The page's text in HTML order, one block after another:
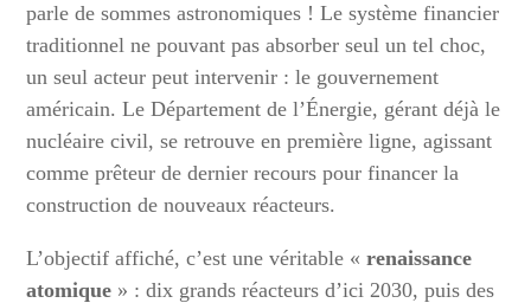
parle de sommes astronomiques ! Le système financier
traditionnel ne pouvant pas absorber seul un tel choc,
un seul acteur peut intervenir : le gouvernement
américain. Le Département de l’Énergie, gérant déjà le
nucléaire civil, se retrouve en première ligne, agissant
comme prêteur de dernier recours pour financer la
construction de nouveaux réacteurs.
L’objectif affiché, c’est une véritable «renaissance
atomique » : dix grands réacteurs d’ici 2030, puis des